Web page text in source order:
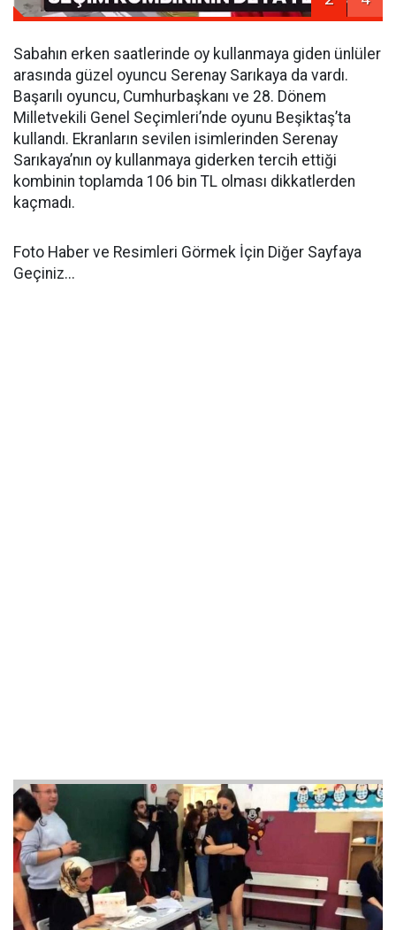
Sabahın erken saatlerinde oy kullanmaya giden ünlüler
arasında güzel oyuncu Serenay Sarıkaya da vardı.
Başarılı oyuncu, Cumhurbaşkanı ve 28. Dönem
Milletvekili Genel Seçimleri’nde oyunu Beşiktaş’ta
kullandı. Ekranların sevilen isimlerinden Serenay
Sarıkaya’nın oy kullanmaya giderken tercih ettiği
kombinin toplamda 106 bin TL olması dikkatlerden
kaçmadı.
Foto Haber ve Resimleri Görmek İçin Diğer Sayfaya
Geçiniz...